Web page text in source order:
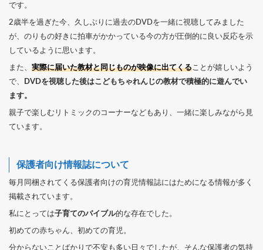
です。
2歳半を過ぎた今、久しぶりに過去のDVDを一緒に視聴してみました
が、のりもの好きに拍車がかかっている今の方が圧倒的に良い反応を示
しているように思います。
また、 実際に届いた教材と同じものが映像に出てくることが嬉しいよう
で、
DVDを視聴した後はこどもちゃれんじの教材で積極的に遊んでい
ます。
親子で楽しむリトミックのコーナーなどもあり、一緒に楽しみながら見
ています。
保護者向け情報誌について
毎月同梱されてくる保護者向けの育児情報誌にはためになる情報が多く
掲載されています。
私にとっては子育てのバイブル的な存在でした。
初めての赤ちゃん、初めての育児。
分からないことばかりで不安も多い日々でしたが、そんな保護者の気持